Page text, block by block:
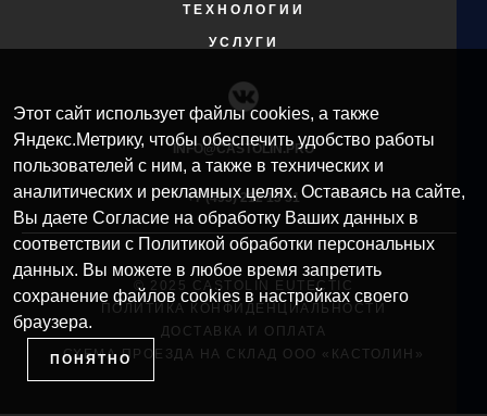
ТЕХНОЛОГИИ
УСЛУГИ
INFO@CASTOLIN.PRO
+7 (495) 212 13 51​
© 2025 CASTOLIN EUTECTIC
ПОЛИТИКА КОНФИДЕНЦИАЛЬНОСТИ
ДОСТАВКА И ОПЛАТА
СХЕМА ПРОЕЗДА НА СКЛАД ООО «КАСТОЛИН»
Этот сайт использует файлы cookies, а также
Яндекс.Метрику, чтобы обеспечить удобство работы
пользователей с ним, а также в технических и
аналитических и рекламных целях. Оставаясь на сайте,
Вы даете Согласие на обработку Ваших данных в
соответствии с Политикой обработки персональных
данных. Вы можете в любое время запретить
сохранение файлов cookies в настройках своего
браузера.
ПОНЯТНО